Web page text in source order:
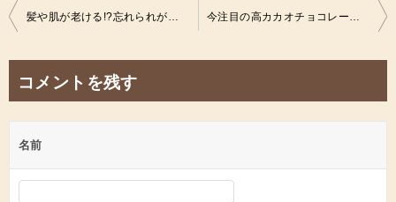
投
ビ
ゲ
ー
シ
コメントを残す
名前